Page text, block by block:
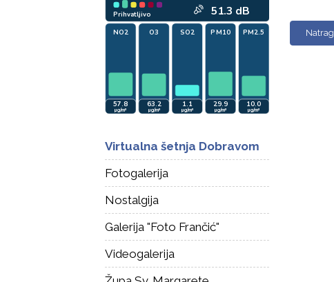
Natrag
Virtualna šetnja Dobravom
Fotogalerija
Nostalgija
Galerija "Foto Frančić"
Videogalerija